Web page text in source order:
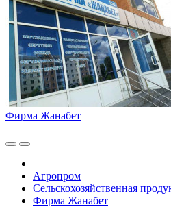
Фирма Жанабет
Агропром
Сельскохозяйственная
Фирма Жанабет